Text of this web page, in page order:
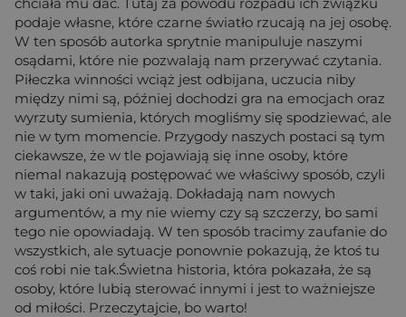
podaje własne, które czarne światło rzucają na jej osobę.
W ten sposób autorka sprytnie manipuluje naszymi
osądami, które nie pozwalają nam przerywać czytania.
Piłeczka winności wciąż jest odbijana, uczucia niby
między nimi są, później dochodzi gra na emocjach oraz
wyrzuty sumienia, których mogliśmy się spodziewać, ale
nie w tym momencie. Przygody naszych postaci są tym
ciekawsze, że w tle pojawiają się inne osoby, które
niemal nakazują postępować we właściwy sposób, czyli
w taki, jaki oni uważają. Dokładają nam nowych
argumentów, a my nie wiemy czy są szczerzy, bo sami
tego nie opowiadają. W ten sposób tracimy zaufanie do
wszystkich, ale sytuacje ponownie pokazują, że ktoś tu
coś robi nie tak.Świetna historia, która pokazała, że są
osoby, które lubią sterować innymi i jest to ważniejsze
od miłości. Przeczytajcie, bo warto!